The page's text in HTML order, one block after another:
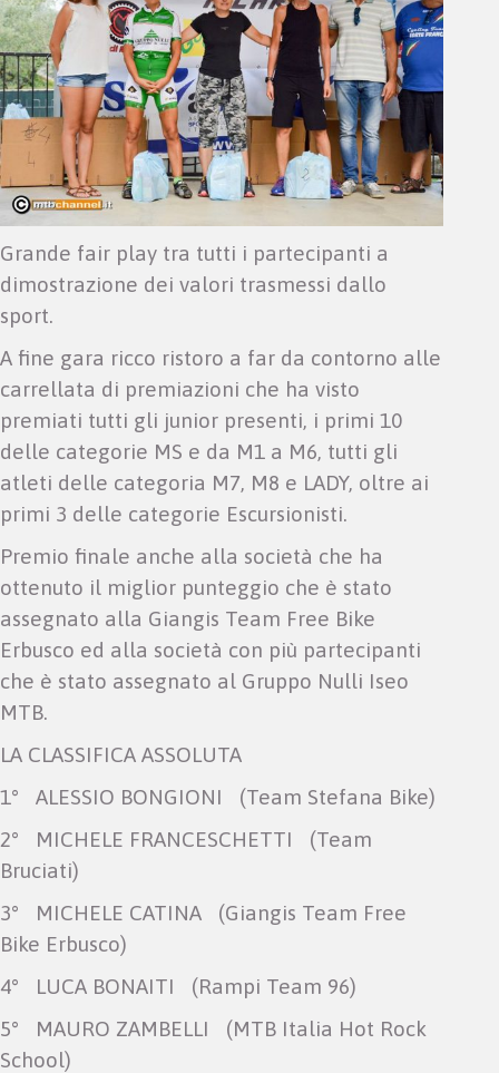
Grande fair play tra tutti i partecipanti a
dimostrazione dei valori trasmessi dallo
sport.
A fine gara ricco ristoro a far da contorno alle
carrellata di premiazioni che ha visto
premiati tutti gli junior presenti, i primi 10
delle categorie MS e da M1 a M6, tutti gli
atleti delle categoria M7, M8 e LADY, oltre ai
primi 3 delle categorie Escursionisti.
Premio finale anche alla società che ha
ottenuto il miglior punteggio che è stato
assegnato alla Giangis Team Free Bike
Erbusco ed alla società con più partecipanti
che è stato assegnato al Gruppo Nulli Iseo
MTB.
LA CLASSIFICA ASSOLUTA
1° ALESSIO BONGIONI (Team Stefana Bike)
2° MICHELE FRANCESCHETTI (Team
Bruciati)
3° MICHELE CATINA (Giangis Team Free
Bike Erbusco)
4° LUCA BONAITI (Rampi Team 96)
5° MAURO ZAMBELLI (MTB Italia Hot Rock
School)